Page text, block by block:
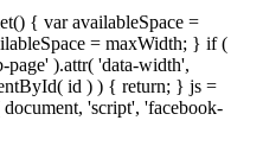
{ var availableSpace =
= maxWidth; } if (
).attr( 'data-width',
id ) ) { return; } js =
'script', 'facebook-